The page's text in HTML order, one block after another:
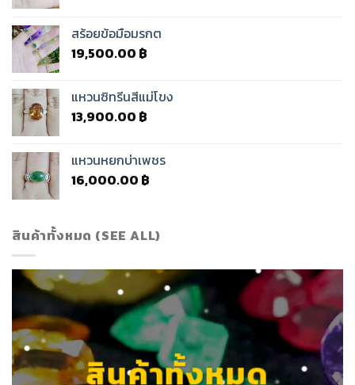
สร้อยข้อมือมรกต
19,500.00 ฿
แหวนซิทรีนสีแม่โขง
13,900.00 ฿
แหวนหยกบ่าเพชร
16,000.00 ฿
สินค้าทั้งหมด (SEE ALL)
สินค้าทั้งหมด